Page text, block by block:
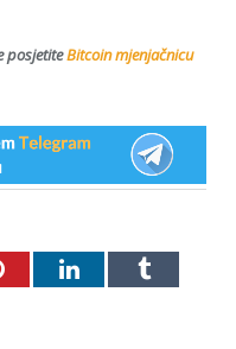
posjetiteBitcoin mjenjačnicu
PinterestLinkedInTumblr